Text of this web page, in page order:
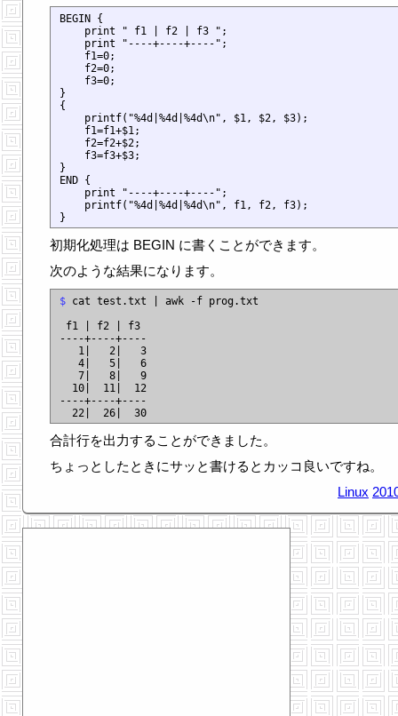
BEGIN {
    print " f1 | f2 | f3 ";
    print "----+----+----";
    f1=0;
    f2=0;
    f3=0;
}
{
    printf("%4d|%4d|%4d\n", $1, $2, $3);
    f1=f1+$1;
    f2=f2+$2;
    f3=f3+$3;
}
END {
    print "----+----+----";
    printf("%4d|%4d|%4d\n", f1, f2, f3);
初期化処理は BEGIN に書くことができます。
次のような結果になります。
$ cat test.txt | awk -f prog.txt
f1 | f2 | f3
----+----+----
   1|   2|   3
   4|   5|   6
   7|   8|   9
  10|  11|  12
----+----+----
合計行を出力することができました。
ちょっとしたときにサッと書けるとカッコ良いですね。
Linux